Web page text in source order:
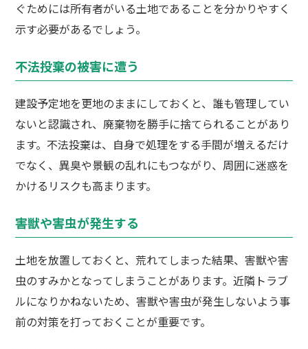
ぐためには所有者がいる土地であることを分かりやすく
示す必要があるでしょう。
不法投棄の被害に遭う
建設予定地を更地のままにしておくと、誰も管理してい
ないと認識され、廃棄物を勝手に捨てられることがあり
ます。不法投棄は、自身で処理をする手間が増えるだけ
でなく、異臭や景観の乱れにもつながり、周囲に迷惑を
かけるリスクも高まります。
害獣や害虫が発生する
土地を放置しておくと、荒れてしまった結果、害獣や害
虫のすみかとなってしまうことがあります。近隣トラブ
ルになりかねないため、害獣や害虫が発生しないよう事
前の対策を打っておくことが重要です。